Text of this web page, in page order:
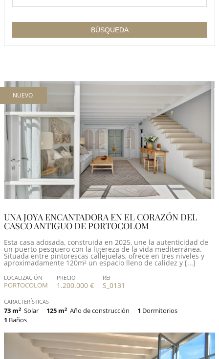
NUEVO
UNA JOYA ENCANTADORA EN EL CORAZÓN DEL
CASCO ANTIGUO DE PORTOCOLOM
Esta casa adosada, construida en 2025, une la autenticidad de
un puerto pesquero con la ligereza de la vida mediterránea.
Situada entre pintorescas callejuelas, ofrece en tres niveles y
aproximadamente 120m² un espacio lleno de calidez y [...]
LOCALIZACIÓN
PORTOCOLOM
PRECIO
1.200.000 €
REF
S_0131
CARACTERÍSTICAS
73 m2 Solar 125 m2 Año de construcción 1 Dormitorios
1 Baños